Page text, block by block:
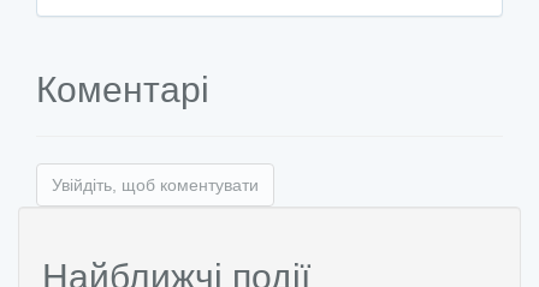
Коментарі
Увійдіть, щоб коментувати
Найближчі події